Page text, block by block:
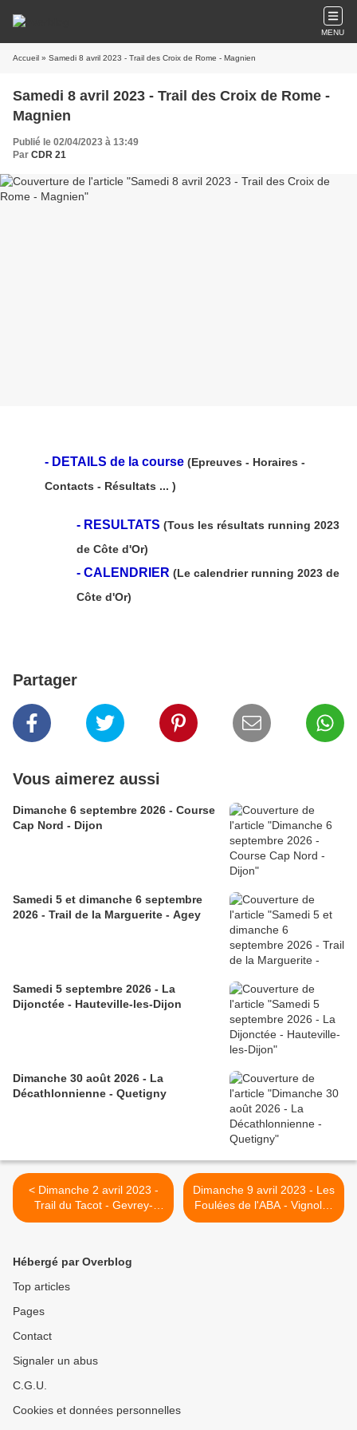
MENU
Accueil » Samedi 8 avril 2023 - Trail des Croix de Rome - Magnien
Samedi 8 avril 2023 - Trail des Croix de Rome -
Magnien
Publié le 02/04/2023 à 13:49
Par CDR 21
- DETAILS de la course (Epreuves - Horaires -
Contacts - Résultats ... )
- RESULTATS (Tous les résultats running 2023
de Côte d'Or)
- CALENDRIER (Le calendrier running 2023 de
Côte d'Or)
Partager
Vous aimerez aussi
Dimanche 6 septembre 2026 - Course
Cap Nord - Dijon
Samedi 5 et dimanche 6 septembre
2026 - Trail de la Marguerite - Agey
Samedi 5 septembre 2026 - La
Dijonctée - Hauteville-les-Dijon
Dimanche 30 août 2026 - La
Décathlonnienne - Quetigny
< Dimanche 2 avril 2023 -
Trail du Tacot - Gevrey-
Chambertin
Dimanche 9 avril 2023 - Les
Foulées de l'ABA - Vignoles
>
Hébergé par Overblog
Top articles
Pages
Contact
Signaler un abus
C.G.U.
Cookies et données personnelles